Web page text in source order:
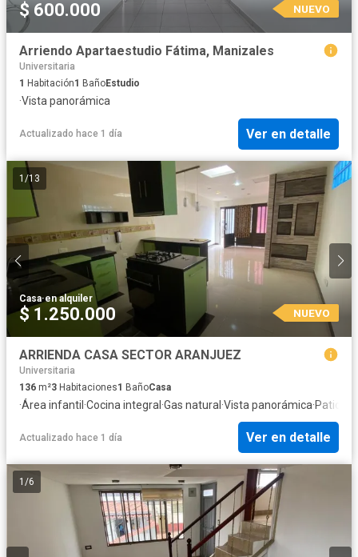
$ 600.000 NUEVO
Arriendo Apartaestudio Fátima, Manizales
Universitaria
1 Habitación1 BañoEstudio
·Vista panorámica
Actualizado hace 1 día Ver en detalle
1 /13
Casa·en alquiler
$ 1.250.000 NUEVO
ARRIENDA CASA SECTOR ARANJUEZ
Universitaria
136 m²3 Habitaciones1 BañoCasa
·Área infantil ·Cocina integral ·Gas natural ·Vista panorámica·Patio
Actualizado hace 1 día Ver en detalle
1 /6